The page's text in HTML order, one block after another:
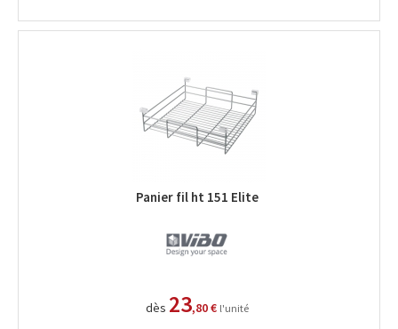
Panier fil ht 151 Elite
dès 23,80 € l'unité